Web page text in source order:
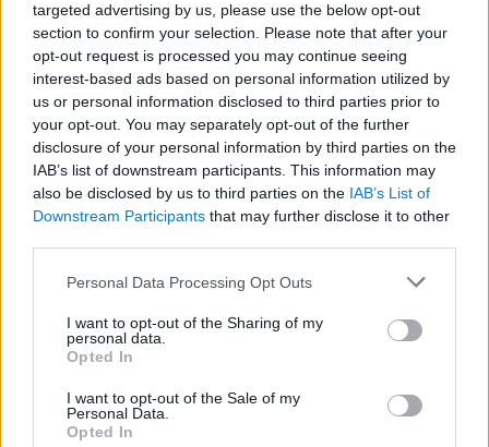
targeted advertising by us, please use the below opt-out
section to confirm your selection. Please note that after your
opt-out request is processed you may continue seeing
interest-based ads based on personal information utilized by
us or personal information disclosed to third parties prior to
your opt-out. You may separately opt-out of the further
disclosure of your personal information by third parties on the
IAB’s list of downstream participants. This information may
also be disclosed by us to third parties on the IAB’s List of
Downstream Participants that may further disclose it to other
Please note that this website/app uses one or more Google
not limited to your visit or usage behaviour. You may click to
grant or deny consent to Google and its third-party tags to
use your data for below specified purposes in below Google
consent section.
Personal Data Processing Opt Outs
I want to opt-out of the Sharing of my
personal data.
Opted In
I want to opt-out of the Sale of my
Personal Data.
Opted In
Kihalt állatfajok
nyomában
BY: BEKE BALÁZS GÁBOR2025. DEC 08.
A homo sapiens felemelkedése és az emberi
civilizáció kialakulása párhuzamosan zajlott a Föld
biodiverzitásának szűkülésével és a különböző állat-
és növényfajok visszaszorulásával, kihalásával. Yuval
Noah Harari izraeli professzor szerint az állatfajok
Tetszik